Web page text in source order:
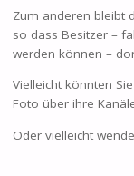
Zum anderen bleibt
so dass Besitzer –
werden können –
Vielleicht könnten
Foto über ihre
Oder vielleicht